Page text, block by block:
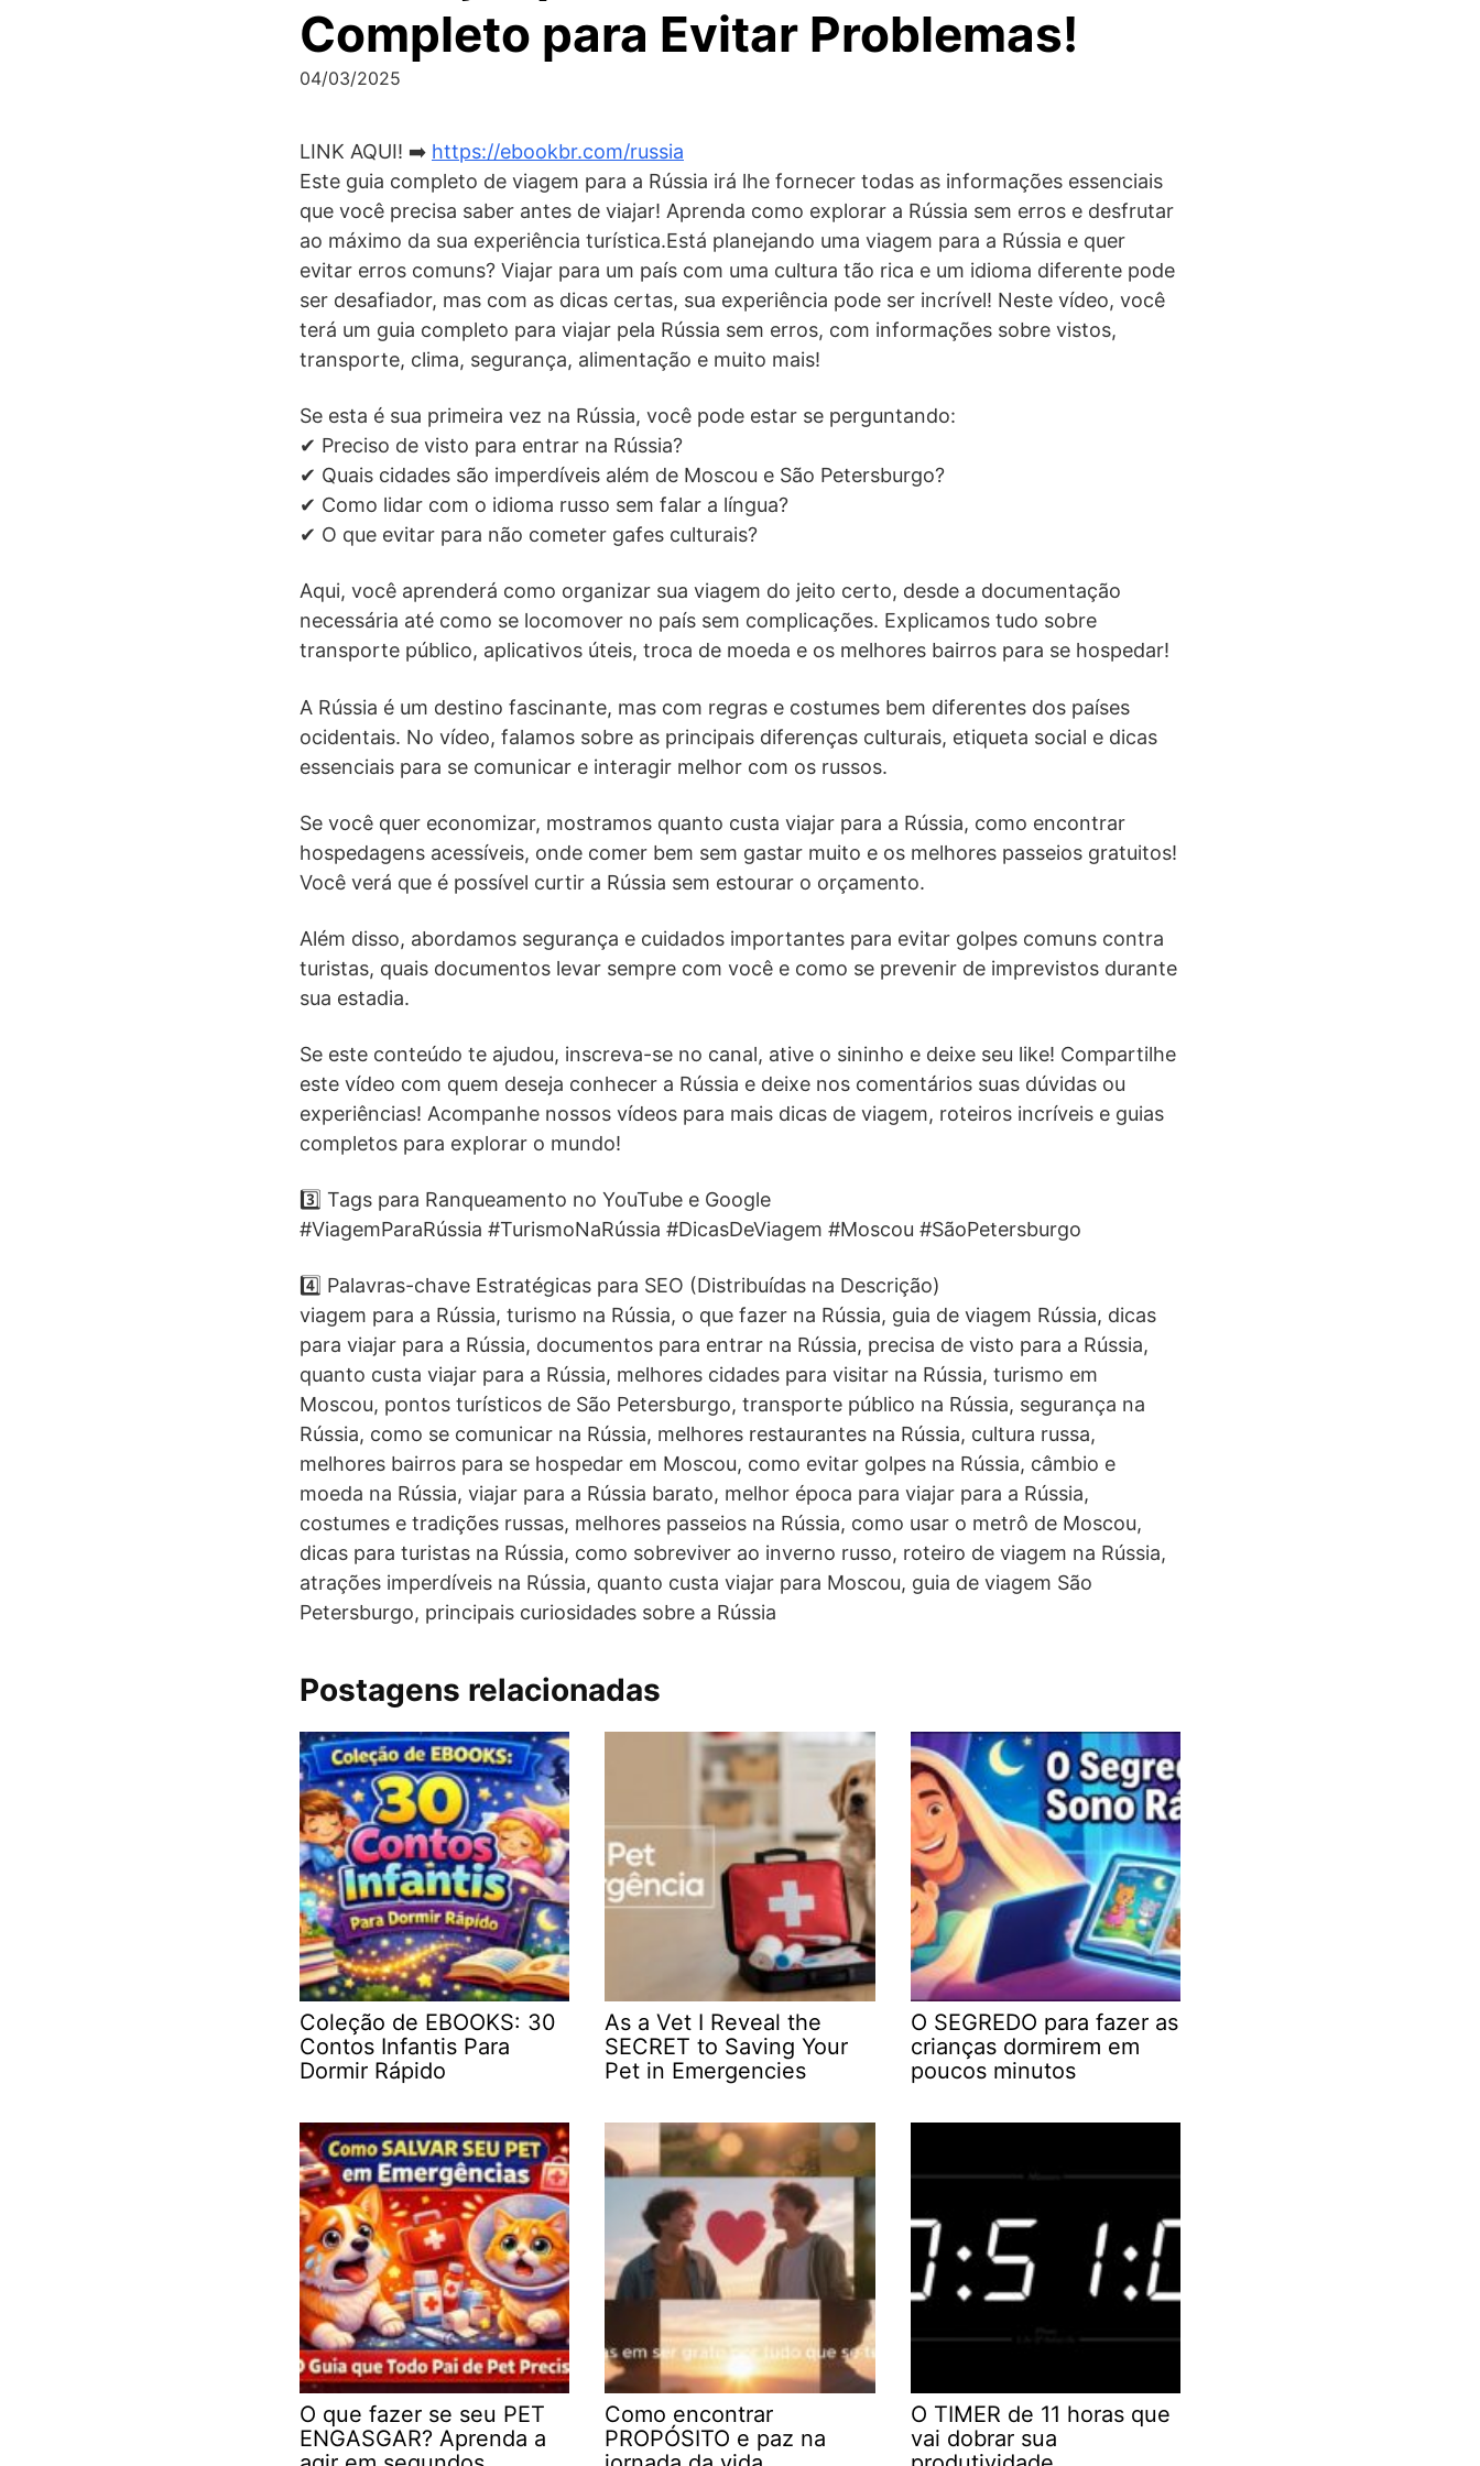
Completo para Evitar Problemas!
04/03/2025
LINK AQUI! ➡️ https://ebookbr.com/russia
Este guia completo de viagem para a Rússia irá lhe fornecer todas as informações essenciais
que você precisa saber antes de viajar! Aprenda como explorar a Rússia sem erros e desfrutar
ao máximo da sua experiência turística.Está planejando uma viagem para a Rússia e quer
evitar erros comuns? Viajar para um país com uma cultura tão rica e um idioma diferente pode
ser desafiador, mas com as dicas certas, sua experiência pode ser incrível! Neste vídeo, você
terá um guia completo para viajar pela Rússia sem erros, com informações sobre vistos,
transporte, clima, segurança, alimentação e muito mais!
Se esta é sua primeira vez na Rússia, você pode estar se perguntando:
✔ Preciso de visto para entrar na Rússia?
✔ Quais cidades são imperdíveis além de Moscou e São Petersburgo?
✔ Como lidar com o idioma russo sem falar a língua?
✔ O que evitar para não cometer gafes culturais?
Aqui, você aprenderá como organizar sua viagem do jeito certo, desde a documentação
necessária até como se locomover no país sem complicações. Explicamos tudo sobre
transporte público, aplicativos úteis, troca de moeda e os melhores bairros para se hospedar!
A Rússia é um destino fascinante, mas com regras e costumes bem diferentes dos países
ocidentais. No vídeo, falamos sobre as principais diferenças culturais, etiqueta social e dicas
essenciais para se comunicar e interagir melhor com os russos.
Se você quer economizar, mostramos quanto custa viajar para a Rússia, como encontrar
hospedagens acessíveis, onde comer bem sem gastar muito e os melhores passeios gratuitos!
Você verá que é possível curtir a Rússia sem estourar o orçamento.
Além disso, abordamos segurança e cuidados importantes para evitar golpes comuns contra
turistas, quais documentos levar sempre com você e como se prevenir de imprevistos durante
sua estadia.
Se este conteúdo te ajudou, inscreva-se no canal, ative o sininho e deixe seu like! Compartilhe
este vídeo com quem deseja conhecer a Rússia e deixe nos comentários suas dúvidas ou
experiências! Acompanhe nossos vídeos para mais dicas de viagem, roteiros incríveis e guias
completos para explorar o mundo!
3️⃣ Tags para Ranqueamento no YouTube e Google
#ViagemParaRússia #TurismoNaRússia #DicasDeViagem #Moscou #SãoPetersburgo
4️⃣ Palavras-chave Estratégicas para SEO (Distribuídas na Descrição)
viagem para a Rússia, turismo na Rússia, o que fazer na Rússia, guia de viagem Rússia, dicas
para viajar para a Rússia, documentos para entrar na Rússia, precisa de visto para a Rússia,
quanto custa viajar para a Rússia, melhores cidades para visitar na Rússia, turismo em
Moscou, pontos turísticos de São Petersburgo, transporte público na Rússia, segurança na
Rússia, como se comunicar na Rússia, melhores restaurantes na Rússia, cultura russa,
melhores bairros para se hospedar em Moscou, como evitar golpes na Rússia, câmbio e
moeda na Rússia, viajar para a Rússia barato, melhor época para viajar para a Rússia,
costumes e tradições russas, melhores passeios na Rússia, como usar o metrô de Moscou,
dicas para turistas na Rússia, como sobreviver ao inverno russo, roteiro de viagem na Rússia,
atrações imperdíveis na Rússia, quanto custa viajar para Moscou, guia de viagem São
Petersburgo, principais curiosidades sobre a Rússia
Postagens relacionadas
Coleção de EBOOKS: 30
Contos Infantis Para
Dormir Rápido
As a Vet I Reveal the
SECRET to Saving Your
Pet in Emergencies
O SEGREDO para fazer as
crianças dormirem em
poucos minutos
O que fazer se seu PET
ENGASGAR? Aprenda a
Como encontrar
PROPÓSITO e paz na
O TIMER de 11 horas que
vai dobrar sua